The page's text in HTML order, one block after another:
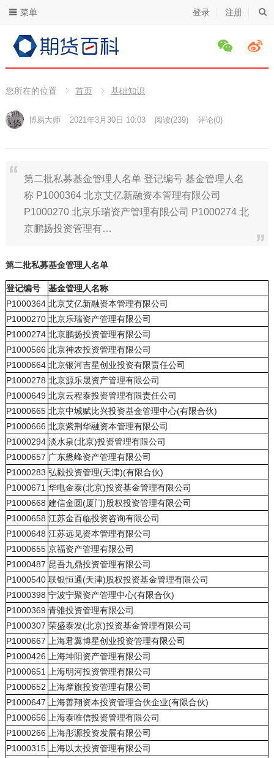
登录 注册
菜单
您所在的位置 首页 基础知识
博易大师 2021年3月30日 10:03 阅读(239) 评论(0)
第二批私募基金管理人名单 登记编号 基金管理人名
称 P1000364 北京艾亿新融资本管理有限公司
P1000270 北京乐瑞资产管理有限公司 P1000274 北
京鹏扬投资管理有…
第二批私募基金管理人名单
登记编号
基金管理人名称
P1000364 北京艾亿新融资本管理有限公司
P1000270 北京乐瑞资产管理有限公司
P1000274 北京鹏扬投资管理有限公司
P1000566 北京神农投资管理有限公司
P1000664 北京银河吉星创业投资有限责任公司
P1000278 北京源乐晟资产管理有限公司
P1000649 北京云程泰投资管理有限责任公司
P1000665 北京中城赋比兴投资基金管理中心(有限合伙)
P1000666 北京紫荆华融资本管理有限公司
P1000294 淡水泉(北京)投资管理有限公司
P1000657 广东懋峰资产管理有限公司
P1000283 弘毅投资管理(天津)(有限合伙)
P1000671 华电金泰(北京)投资基金管理有限公司
P1000668 建信金圆(厦门)股权投资管理有限公司
P1000658 江苏金百临投资咨询有限公司
P1000648 江苏远见资本管理有限公司
P1000655 京福资产管理有限公司
P1000487 昆吾九鼎投资管理有限公司
P1000540 联银恒通(天津)股权投资基金管理有限公司
P1000398 宁波宁聚资产管理中心(有限合伙)
P1000369 青骓投资管理有限公司
P1000307 荣盛泰发(北京)投资基金管理有限公司
P1000667
上海君翼博星创业投资管理有限公司
P1000426
上海坤阳资产管理有限公司
P1000651
上海明河投资管理有限公司
P1000652
上海摩旗投资管理有限公司
P1000647
上海善翔资本投资管理合伙企业(有限合伙)
P1000656
上海泰唯信投资管理有限公司
P1000266
上海彤源投资发展有限公司
P1000315
上海以太投资管理有限公司